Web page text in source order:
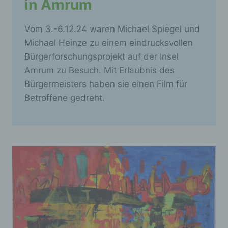
in Amrum
Vom 3.-6.12.24 waren Michael Spiegel und
Michael Heinze zu einem eindrucksvollen
Bürgerforschungsprojekt auf der Insel
Amrum zu Besuch. Mit Erlaubnis des
Bürgermeisters haben sie einen Film für
Betroffene gedreht.
gemeinsam mit anderen über die Zwecke
personenbezogenen Daten entscheidet. Sind
die Zwecke und Mittel dieser Verarbeitung
durch das Unionsrecht oder das Recht der
Mitgliedstaaten vorgegeben, so kann der
Verantwortliche beziehungsweise können die
bestimmten Kriterien seiner Benennung nach
dem Unionsrecht oder dem Recht der
Mitgliedstaaten vorgesehen werden.
Auftragsverarbeiter ist eine natürliche oder
juristische Person, Behörde, Einrichtung
oder andere Stelle, die personenbezogene
Daten im Auftrag des Verantwortlichen
verarbeitet.